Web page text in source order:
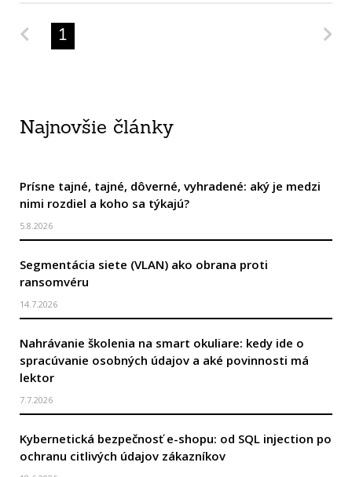
Predchádzajúca strana
1
Najnovšie články
Prísne tajné, tajné, dôverné, vyhradené: aký je medzi
nimi rozdiel a koho sa týkajú?
5.8.2026
Segmentácia siete (VLAN) ako obrana proti
ransomvéru
14.7.2026
Nahrávanie školenia na smart okuliare: kedy ide o
spracúvanie osobných údajov a aké povinnosti má
lektor
7.7.2026
Kybernetická bezpečnosť e-shopu: od SQL injection po
ochranu citlivých údajov zákazníkov